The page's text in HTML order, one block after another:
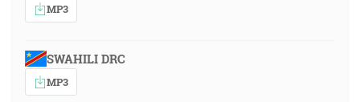
MP3
SWAHILI DRC
MP3